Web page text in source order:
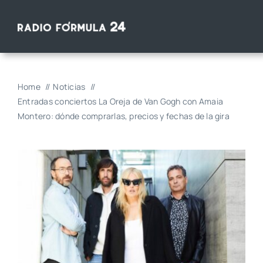
Home
Noticias
Entradas conciertos La Oreja de Van Gogh con Amaia
Montero: dónde comprarlas, precios y fechas de la gira